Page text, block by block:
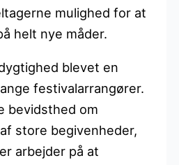
mulighed for at
helt nye måder.
blevet en
festivalarrangører.
bevidsthed om
store begivenheder,
arbejder på at